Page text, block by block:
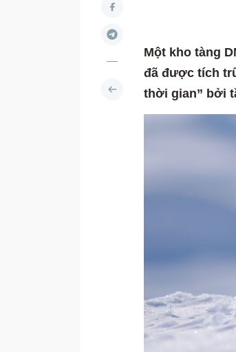
Một kho tàng
đã được tích
thời gian” bởi